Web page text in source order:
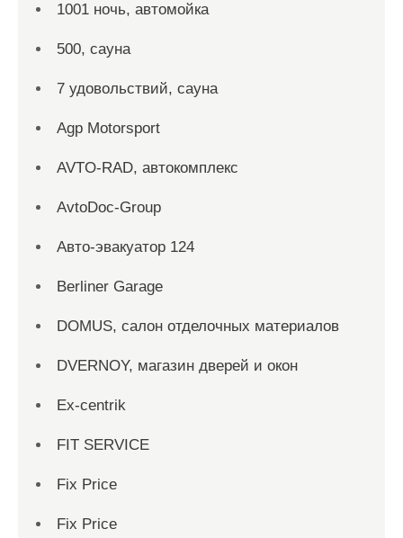
1001 ночь, автомойка
500, сауна
7 удовольствий, сауна
Agp Motorsport
AVTO-RAD, автокомплекс
AvtoDoc-Group
Aвто-эвакуатор 124
Berliner Garage
DOMUS, салон отделочных материалов
DVERNOY, магазин дверей и окон
Ex-centrik
FIT SERVICE
Fix Price
Fix Price